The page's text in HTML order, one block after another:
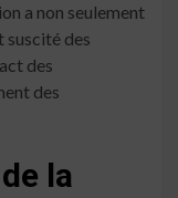
a non seulement
suscité des
des
des
la